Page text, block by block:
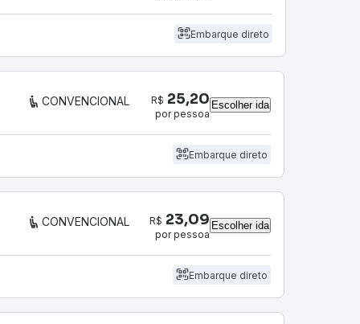
Embarque direto
CONVENCIONAL R$ 25,20
por pessoa
Escolher ida
Embarque direto
CONVENCIONAL R$ 23,09
por pessoa
Escolher ida
Embarque direto